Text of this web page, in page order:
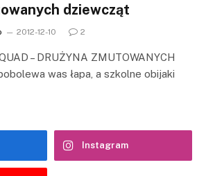
dziewcząt
2012-12-10 2
– DRUŻYNA ZMUTOWANYCH
was łapa, a szkolne obijaki
Instagram